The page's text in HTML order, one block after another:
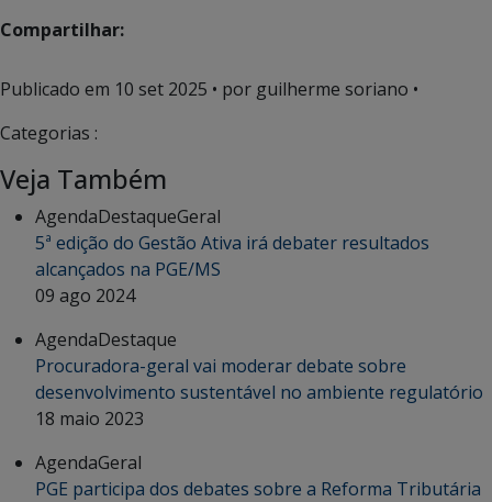
Compartilhar:
Publicado em 10 set 2025 • por guilherme soriano •
Categorias :
Veja Também
AgendaDestaqueGeral
5ª edição do Gestão Ativa irá debater resultados
alcançados na PGE/MS
09 ago 2024
AgendaDestaque
Procuradora-geral vai moderar debate sobre
desenvolvimento sustentável no ambiente regulatório
18 maio 2023
AgendaGeral
PGE participa dos debates sobre a Reforma Tributária